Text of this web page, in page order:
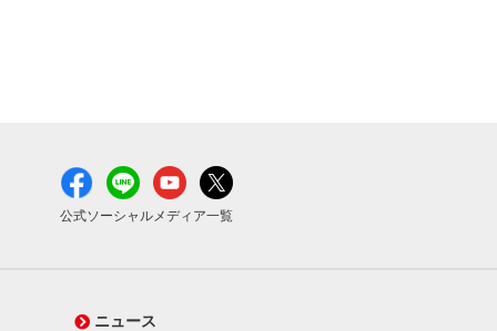
公式ソーシャルメディア一覧
ニュース